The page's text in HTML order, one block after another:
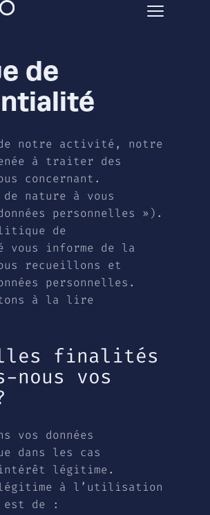
de
notre activité, notre
à traiter des
concernant.
nature à vous
personnelles »).
de
informe de la
recueillons et
personnelles.
à la lire
finalités
vos
vos données
dans les cas
légitime.
à l’utilisation
est de :